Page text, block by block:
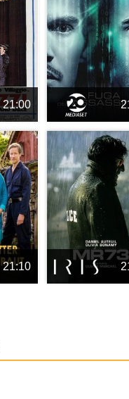
21:00
21:10